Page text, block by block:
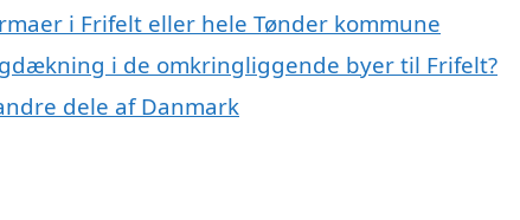
i Frifelt eller hele Tønder kommune
i de omkringliggende byer til Frifelt?
dele af Danmark